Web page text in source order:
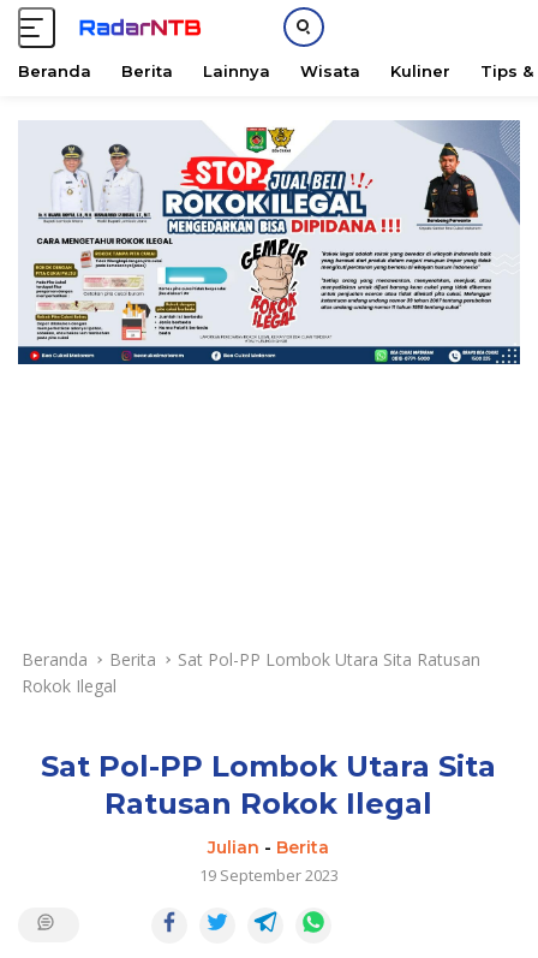
Beranda Berita Lainnya Wisata Kuliner Tips &
Beranda Berita
Sat Pol-PP Lombok Utara Sita Ratusan
Rokok Ilegal
Sat Pol-PP Lombok Utara Sita
Ratusan Rokok Ilegal
Julian - Berita
19 September 2023